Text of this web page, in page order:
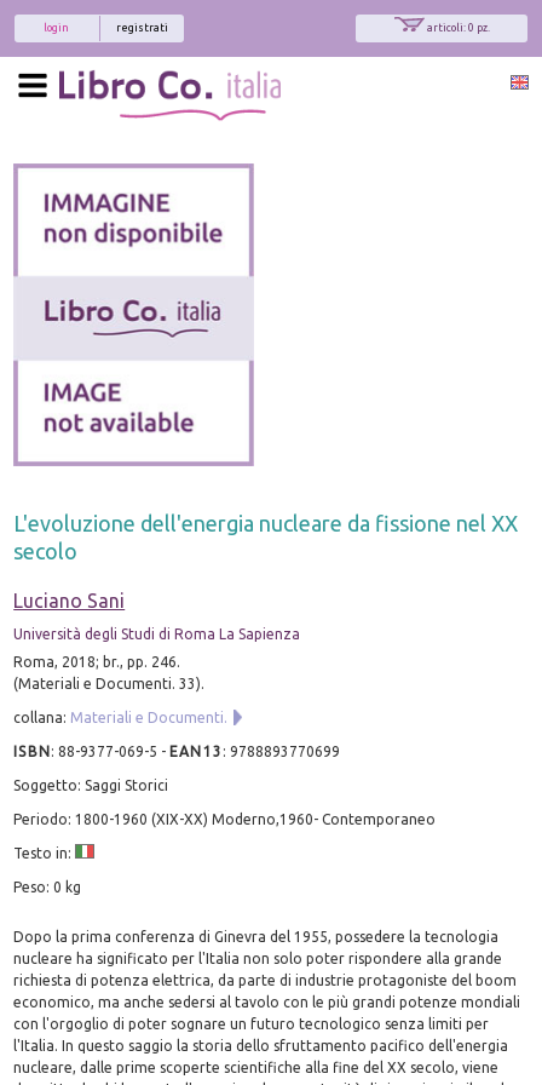
articoli: 0 pz.
registrati
login
L'evoluzione dell'energia nucleare da fissione nel XX
secolo
Luciano Sani
Università degli Studi di Roma La Sapienza
Roma, 2018; br., pp. 246.
(Materiali e Documenti. 33).
collana: Materiali e Documenti.
ISBN:88-9377-069-5 - EAN13 :9788893770699
Soggetto: Saggi Storici
Periodo: 1800-1960 (XIX-XX) Moderno,1960- Contemporaneo
Testo in:
Peso: 0 kg
Dopo la prima conferenza di Ginevra del 1955, possedere la tecnologia
nucleare ha significato per l'Italia non solo poter rispondere alla grande
richiesta di potenza elettrica, da parte di industrie protagoniste del boom
economico, ma anche sedersi al tavolo con le più grandi potenze mondiali
con l'orgoglio di poter sognare un futuro tecnologico senza limiti per
l'Italia. In questo saggio la storia dello sfruttamento pacifico dell'energia
nucleare, dalle prime scoperte scientifiche alla fine del XX secolo, viene